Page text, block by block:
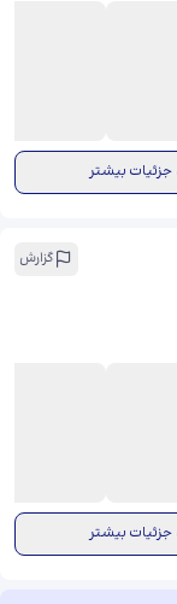
جزئیات بیشتر
گزارش
جزئیات بیشتر